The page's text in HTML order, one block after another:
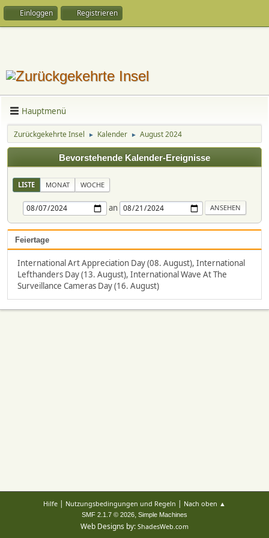
Einloggen Registrieren
Hauptmenü
Zurückgekehrte Insel ► Kalender ► August 2024
Bevorstehende Kalender-Ereignisse
LISTE MONAT WOCHE
an
Feiertage
International Art Appreciation Day (08. August), International
Lefthanders Day (13. August), International Wave At The
Surveillance Cameras Day (16. August)
Hilfe | Nutzungsbedingungen und Regeln | Nach oben ▲
SMF 2.1.7 © 2026, Simple Machines
Web Designs by: ShadesWeb.com